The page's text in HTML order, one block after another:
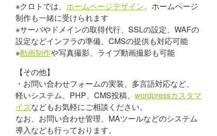
※クロトでは、 ホームページデザイン、ホームページ
制作も一緒に受けられます
※サーバやドメインの取得代行、SSLの設定、WAFの
設定などインフラの準備、CMSの提供も対応可能
※動画制作や写真撮影、ライブ動画撮影も可能
【その他】
・お問い合わせフォームの実装、多言語対応など、
軽いシステム、PHP、CMS投稿、 wordpressカスタマ
イズなどもお気軽にご相談ください。
なお、お問い合わせ管理、MAツールなどのシステム
導入なども行っております。